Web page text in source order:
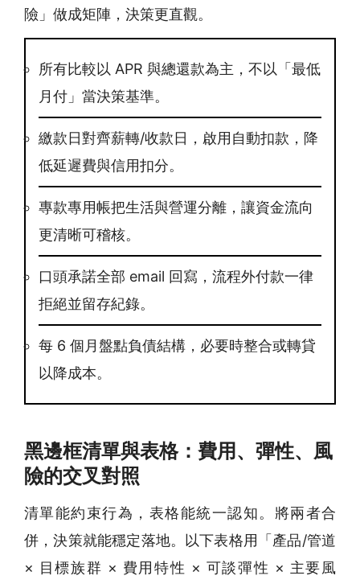
險」做成矩陣，決策更直觀。
所有比較以 APR 與總還款為主，不以「最低
月付」當決策基準。
繳款日對齊薪轉/收款日，啟用自動扣款，降
低延遲費與信用扣分。
專款專用帳把生活與營運分離，讓資金流向
更清晰可稽核。
口頭承諾全部 email 回寫，流程外付款一律
拒絕並留存紀錄。
每 6 個月盤點負債結構，必要時整合或轉貸
以降成本。
黑邊框清單與表格：費用、彈性、風
險的交叉對照
清單能約束行為，表格能統一認知。將兩者合
併，決策就能穩定落地。以下表格用「產品/管道
× 目標族群 × 費用特性 × 可談彈性 × 主要風